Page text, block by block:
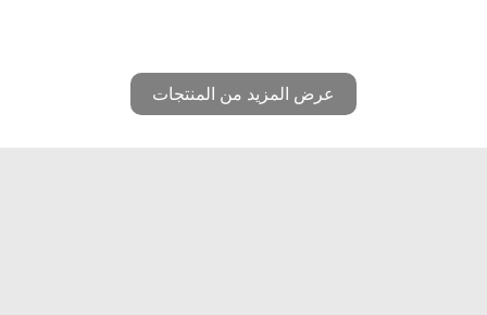
عرض المزيد من المنتجات